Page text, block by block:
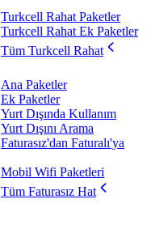
Turkcell Rahat Paketler
Turkcell Rahat Ek Paketler
Tüm Turkcell Rahat
Ana Paketler
Ek Paketler
Yurt Dışında Kullanım
Yurt Dışını Arama
Faturasız'dan Faturalı'ya
Mobil Wifi Paketleri
Tüm Faturasız Hat